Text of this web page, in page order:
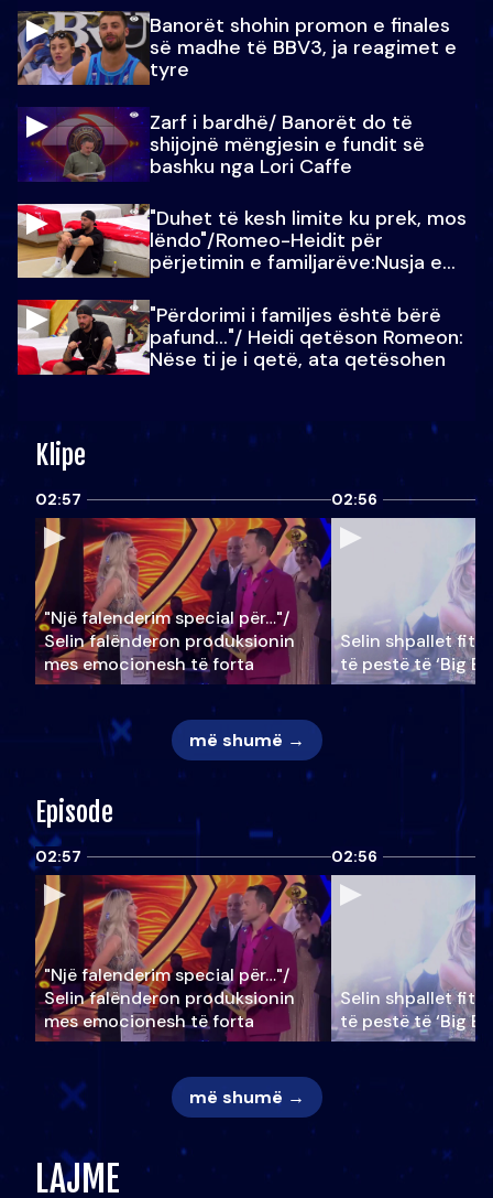
Banorët shohin promon e finales
së madhe të BBV3, ja reagimet e
tyre
Zarf i bardhë/ Banorët do të
shijojnë mëngjesin e fundit së
bashku nga Lori Caffe
"Duhet të kesh limite ku prek, mos
lëndo"/Romeo-Heidit për
përjetimin e familjarëve:Nusja e
"Përdorimi i familjes është bërë
pafund…"/ Heidi qetëson Romeon:
Nëse ti je i qetë, ata qetësohen
Klipe
02:57
"Një falenderim special për…"/
Selin falënderon produksionin
mes emocionesh të forta
02:56
Selin shpallet
të pestë të ‘Big
më shumë →
Episode
02:57
"Një falenderim special për…"/
Selin falënderon produksionin
mes emocionesh të forta
02:56
Selin shpallet
të pestë të ‘Big
më shumë →
LAJME